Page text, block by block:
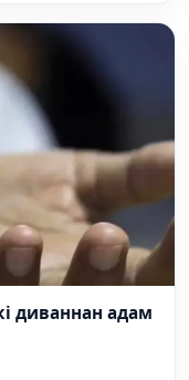
диваннан адам